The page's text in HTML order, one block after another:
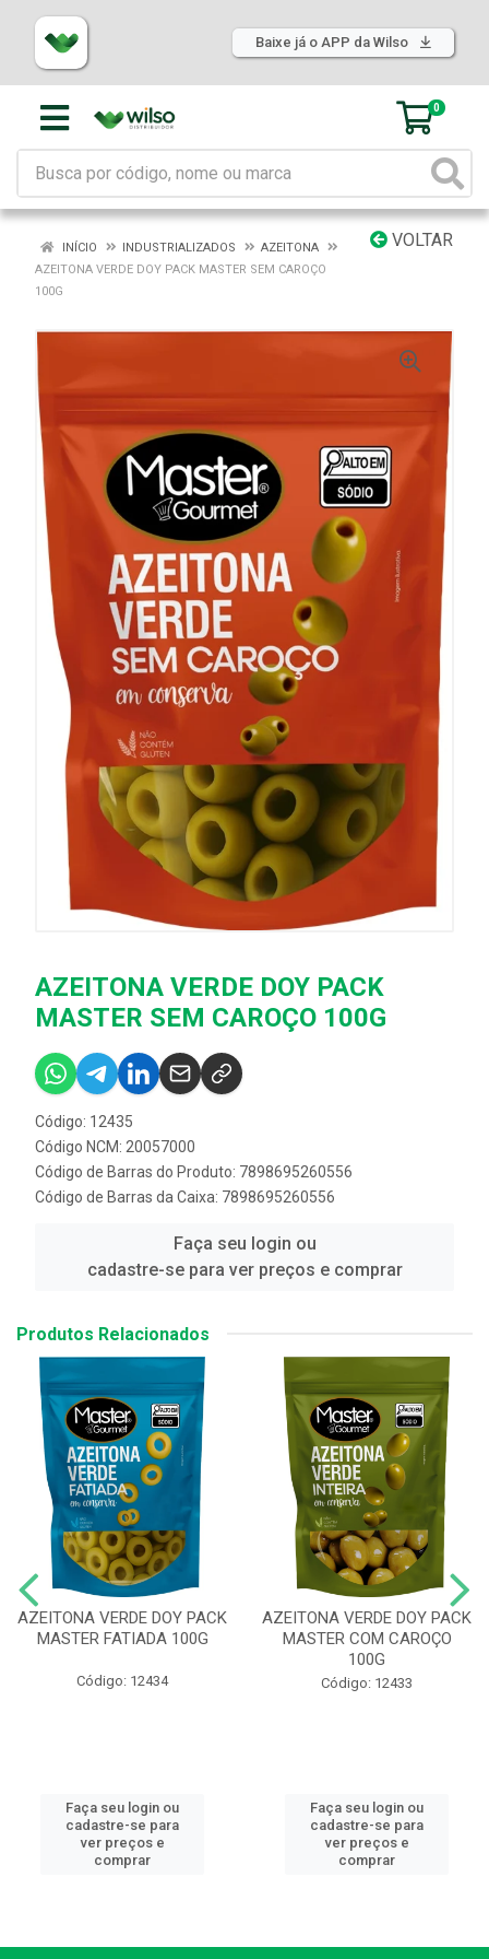
Baixe já o APP da Wilso
0
VOLTAR
INÍCIO INDUSTRIALIZADOS
AZEITONA
AZEITONA VERDE DOY PACK MASTER SEM CAROÇO
100G
AZEITONA VERDE DOY PACK
MASTER SEM CAROÇO 100G
Código: 12435
Código NCM: 20057000
Código de Barras do Produto: 7898695260556
Código de Barras da Caixa: 7898695260556
Faça seu login ou
cadastre-se para ver preços e comprar
Produtos Relacionados
AZEITONA VERDE DOY PACK
MASTER FATIADA 100G
Código: 12434
Faça seu login ou
cadastre-se para
ver preços e
comprar
AZEITONA VERDE DOY PACK
MASTER COM CAROÇO
100G
Código: 12433
Faça seu login ou
cadastre-se para
ver preços e
comprar